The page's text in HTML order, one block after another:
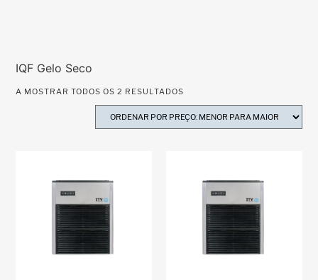
IQF Gelo Seco
A MOSTRAR TODOS OS 2 RESULTADOS